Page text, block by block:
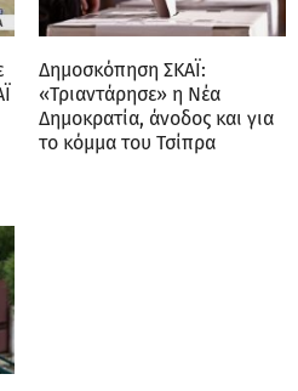
Δημοσκόπηση ΣΚΑΪ:
«Τριαντάρησε» η Νέα
Δημοκρατία, άνοδος και για
το κόμμα του Τσίπρα